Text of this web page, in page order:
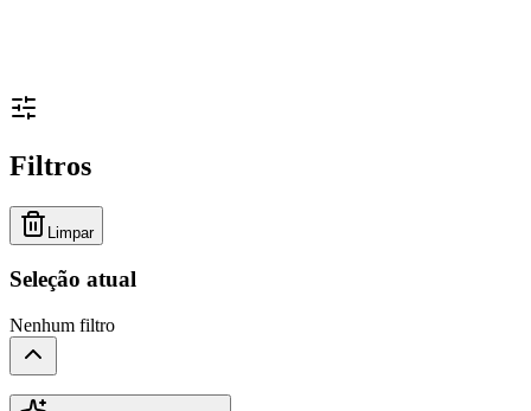
Filtros
Limpar
Seleção atual
Nenhum filtro